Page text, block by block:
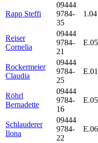
Rapp Steffi
09444
9784-
35
1.04
Reiser
Cornelia
09444
9784-
21
E.05
Rockermeier
Claudia
09444
9784-
25
E.01
Röhrl
Bernadette
09444
9784-
16
E.05
Schlauderer
Ilona
09444
9784-
22
E.06